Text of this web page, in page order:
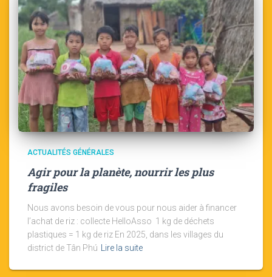
ACTUALITÉS GÉNÉRALES
Agir pour la planète, nourrir les plus
fragiles
Nous avons besoin de vous pour nous aider à financer
l’achat de riz : collecte HelloAsso 1 kg de déchets
plastiques = 1 kg de riz En 2025, dans les villages du
district de Tân Phú
Lire la suite